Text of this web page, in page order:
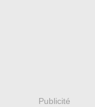
Publicité